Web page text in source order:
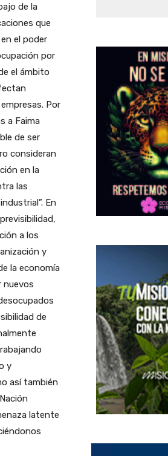
de la
que
el poder
por
el ámbito
Por
a Faima
de ser
consideran
en la
las
En
a los
y
la economía
nuevos
de
y
así también
latente